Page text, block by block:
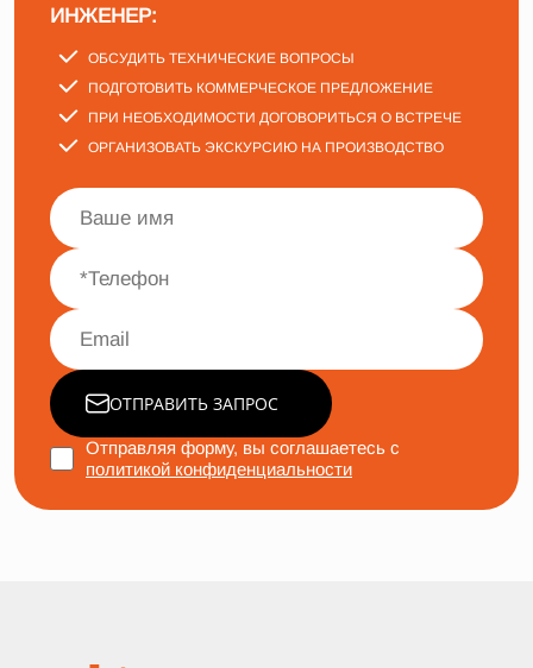
ИНЖЕНЕР:
ОБСУДИТЬ ТЕХНИЧЕСКИЕ ВОПРОСЫ
ПОДГОТОВИТЬ КОММЕРЧЕСКОЕ ПРЕДЛОЖЕНИЕ
ПРИ НЕОБХОДИМОСТИ ДОГОВОРИТЬСЯ О ВСТРЕЧЕ
ОРГАНИЗОВАТЬ ЭКСКУРСИЮ НА ПРОИЗВОДСТВО
ОТПРАВИТЬ ЗАПРОС
Отправляя форму, вы соглашаетесь с
политикой конфиденциальности